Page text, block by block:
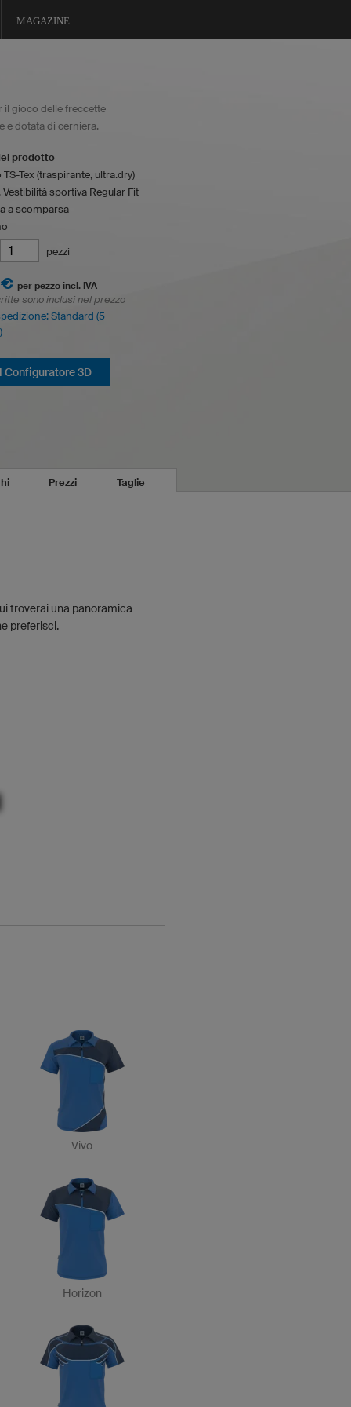
MAGAZINE
il gioco delle freccette
e dotata di cerniera.
prodotto
TS-Tex (traspirante, ultra.dry)
Vestibilità sportiva Regular Fit
a scomparsa
pezzi
per pezzo incl. IVA
sono inclusi nel prezzo
Standard (5
Configuratore 3D
Prezzi Taglie
troverai una panoramica
preferisci.
Vivo
Horizon